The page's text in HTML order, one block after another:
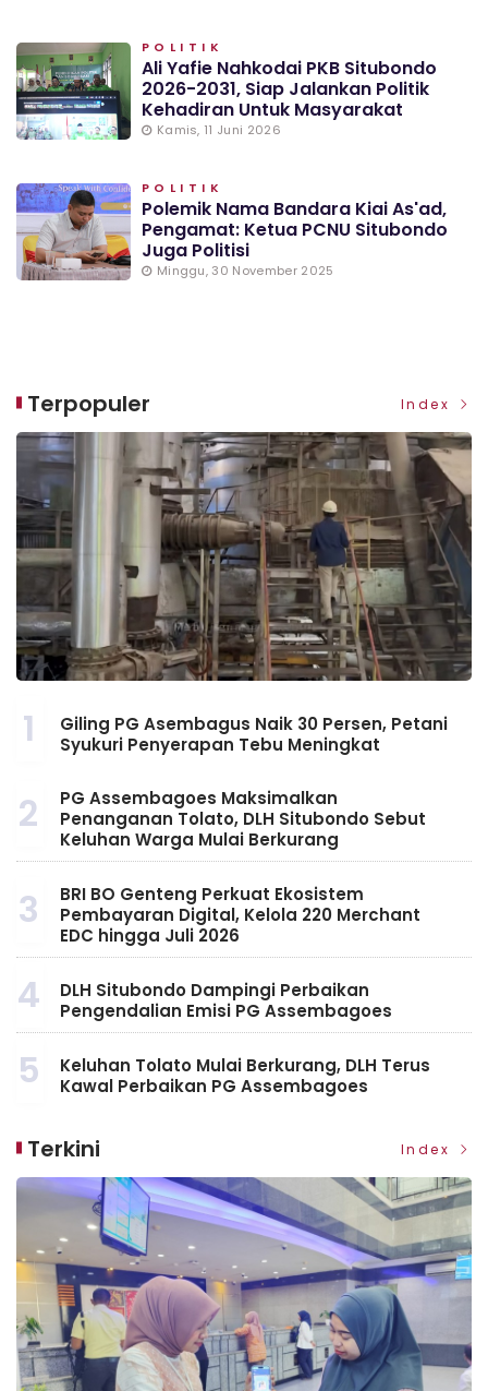
POLITIK
Ali Yafie Nahkodai PKB Situbondo
2026-2031, Siap Jalankan Politik
Kehadiran Untuk Masyarakat
Kamis, 11 Juni 2026
POLITIK
Polemik Nama Bandara Kiai As'ad,
Pengamat: Ketua PCNU Situbondo
Juga Politisi
Minggu, 30 November 2025
Terpopuler Index
1
Giling PG Asembagus Naik 30 Persen, Petani
Syukuri Penyerapan Tebu Meningkat
2
PG Assembagoes Maksimalkan
Penanganan Tolato, DLH Situbondo Sebut
Keluhan Warga Mulai Berkurang
3
BRI BO Genteng Perkuat Ekosistem
Pembayaran Digital, Kelola 220 Merchant
EDC hingga Juli 2026
4
DLH Situbondo Dampingi Perbaikan
Pengendalian Emisi PG Assembagoes
5
Keluhan Tolato Mulai Berkurang, DLH Terus
Kawal Perbaikan PG Assembagoes
Terkini Index